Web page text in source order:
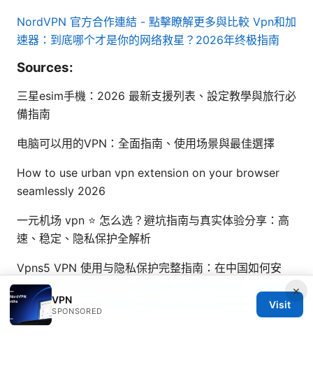
NordVPN 官方合作連結 - 點擊瞭解更多與比較 Vpn和加
速器：到底哪个才是你的网络救星？2026年终极指南
Sources:
三星esim手機：2026 最新支援列表、設定教學與旅行必
備指南
电脑可以用的VPN：全面指南、使用场景與最佳選擇
How to use urban vpn extension on your browser
seamlessly 2026
一元机场 vpn ⭐ 怎么选？避坑指南与真实体验分享：高
速、稳定、隐私保护全解析
Vpns5 VPN 使用与隐私保护完整指南：在中国如何安
全、快速访问全球内容
票号查找、验证及管理全攻略 与 VPNs 结合的实用指南
×
VPN
SPONSORED
Visit